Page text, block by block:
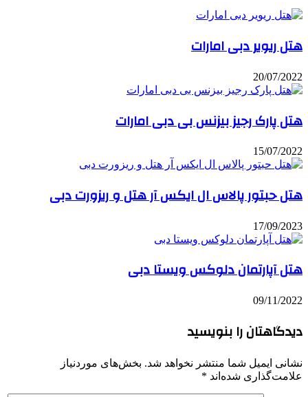
هتل ریویر دبی امارات
20/07/2022
هتل پارک رجیز بیزنس بی دبی امارات
15/07/2022
هتل حبتور پالاس ال ایکس آر هتل و ریزورت دبی
17/09/2023
هتل آپارتمان دلوکس ویستا دبی
09/11/2022
دیدگاهتان را بنویسید
نشانی ایمیل شما منتشر نخواهد شد. بخش‌های موردنیاز
علامت‌گذاری شده‌اند *